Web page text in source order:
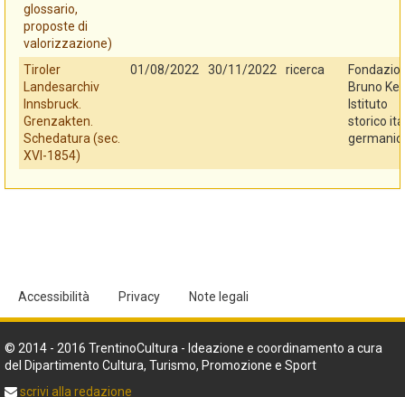
glossario,
proposte di
valorizzazione)
Tiroler
Landesarchiv
Innsbruck.
Grenzakten.
Schedatura (sec.
XVI-1854)
01/08/2022 30/11/2022 ricerca
Bruno
Istituto
storico
Accessibilità Privacy Note legali
© 2014 - 2016 TrentinoCultura - Ideazione e coordinamento a cura
del Dipartimento Cultura, Turismo, Promozione e Sport
scrivi alla redazione